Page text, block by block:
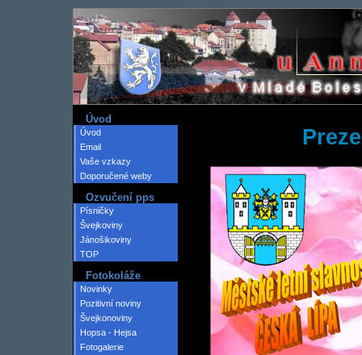
Úvod
Úvod
Email
Vaše vzkazy
Doporučené weby
Ozvučení pps
Písničky
Švejkoviny
Jánošikoviny
TOP
Fotokoláže
Novinky
Pozitivní noviny
Švejkonoviny
Hopsa - Hejsa
Fotogalerie